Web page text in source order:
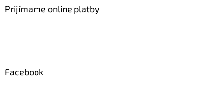
Prijímame online platby
Facebook